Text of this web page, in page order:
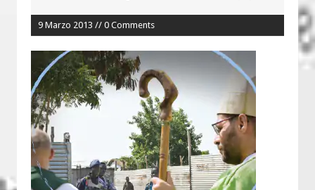
9 Marzo 2013 // 0 Comments